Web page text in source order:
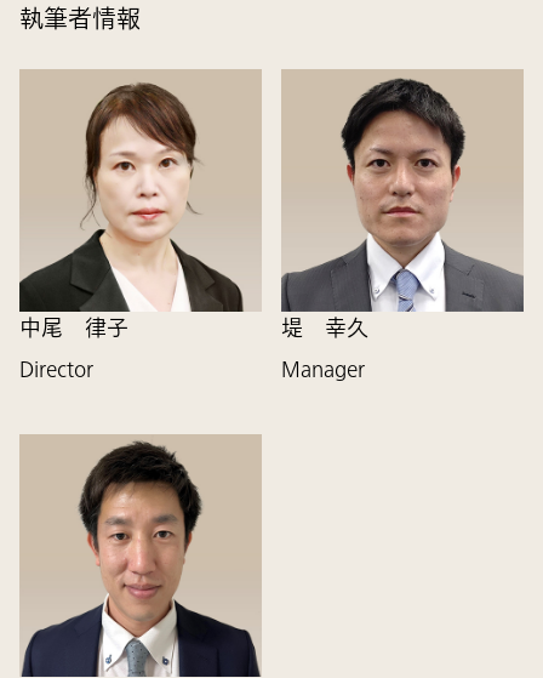
執筆者情報
中尾 律子
Director
堤 幸久
Manager